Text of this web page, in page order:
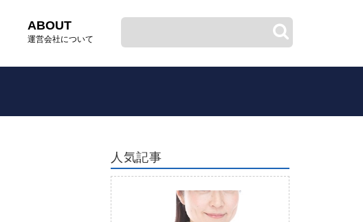
ABOUT
運営会社について
人気記事